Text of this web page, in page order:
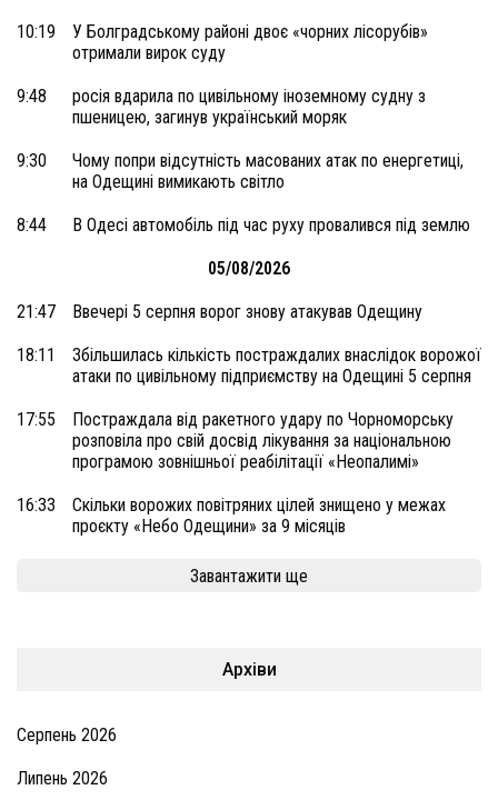
10:19
У Болградському районі двоє «чорних лісорубів»
отримали вирок суду
9:48
росія вдарила по цивільному іноземному судну з
пшеницею, загинув український моряк
9:30
Чому попри відсутність масованих атак по енергетиці,
на Одещині вимикають світло
8:44 В Одесі автомобіль під час руху провалився під землю
05/08/2026
21:47 Ввечері 5 серпня ворог знову атакував Одещину
18:11
Збільшилась кількість постраждалих внаслідок ворожої
атаки по цивільному підприємству на Одещині 5 серпня
17:55
Постраждала від ракетного удару по Чорноморську
розповіла про свій досвід лікування за національною
програмою зовнішньої реабілітації «Неопалимі»
16:33
Скільки ворожих повітряних цілей знищено у межах
проєкту «Небо Одещини» за 9 місяців
Завантажити ще
Архіви
Серпень 2026
Липень 2026